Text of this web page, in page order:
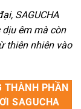
SAGUCHA
êm mà còn
thiên nhiên vào
THÀNH PHẦN
SAGUCHA